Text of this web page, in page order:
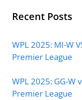
Recent Posts
WPL 2025: MI-W
Premier League
WPL 2025: GG-W
Premier League